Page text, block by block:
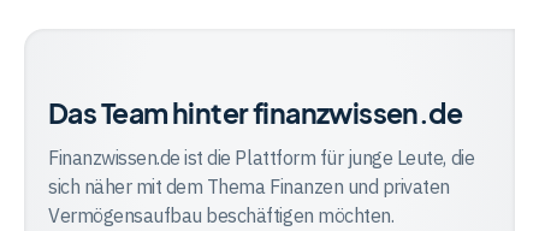
ETF
von
finanzwissen.de
Das Team hinter finanzwissen.de
Finanzwissen.de ist die Plattform für junge Leute, die
sich näher mit dem Thema Finanzen und privaten
Vermögensaufbau beschäftigen möchten.